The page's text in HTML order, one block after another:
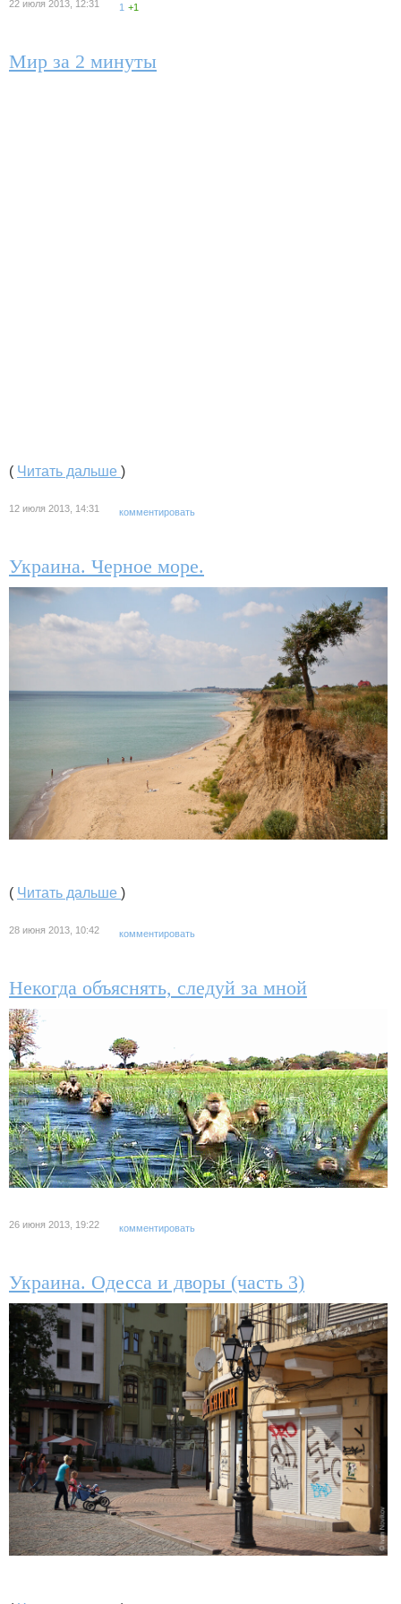
22 июля 2013, 12:31 1 +1
Мир за 2 минуты
( Читать дальше )
12 июля 2013, 14:31 комментировать
Украина. Черное море.
( Читать дальше )
28 июня 2013, 10:42 комментировать
Некогда объяснять, следуй за мной
26 июня 2013, 19:22 комментировать
Украина. Одесса и дворы (часть 3)